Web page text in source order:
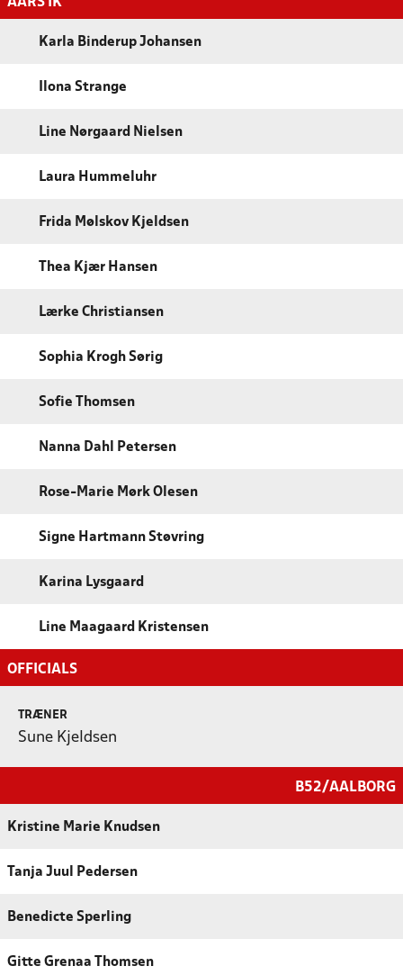
Karla Binderup Johansen
Ilona Strange
Line Nørgaard Nielsen
Laura Hummeluhr
Frida Mølskov Kjeldsen
Thea Kjær Hansen
Lærke Christiansen
Sophia Krogh Sørig
Sofie Thomsen
Nanna Dahl Petersen
Rose-Marie Mørk Olesen
Signe Hartmann Støvring
Karina Lysgaard
Line Maagaard Kristensen
OFFICIALS
TRÆNER
Sune Kjeldsen
B52/AALBORG
Kristine Marie Knudsen
Tanja Juul Pedersen
Benedicte Sperling
Gitte Grenaa Thomsen